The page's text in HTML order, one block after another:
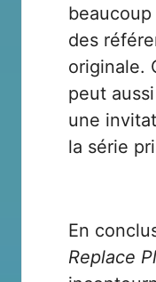
des
originale.
peut
une
la série
En
Replace